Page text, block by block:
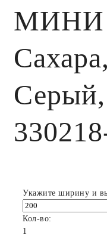
МИНИ
Серый,
Укажите ширину и
Кол-во:
1